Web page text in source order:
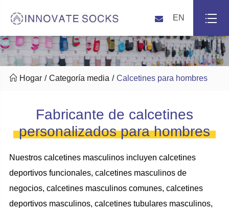
EN
 Hogar Categoría media Calcetines para hombres
Fabricante de calcetines
personalizados para hombres
Nuestros calcetines masculinos incluyen calcetines
deportivos funcionales, calcetines masculinos de
negocios, calcetines masculinos comunes, calcetines
deportivos masculinos, calcetines tubulares masculinos,